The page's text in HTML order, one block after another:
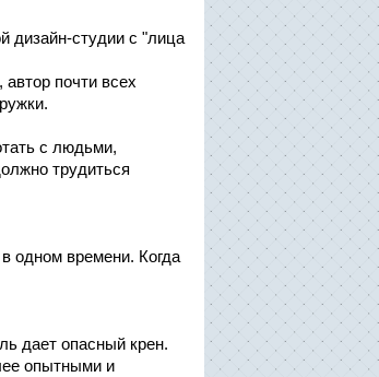
дизайн-студии с "лица
почти всех
с людьми,
трудиться
одном времени. Когда
дает опасный крен.
опытными и